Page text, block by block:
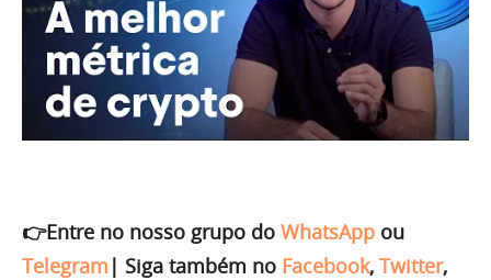
👉Entre no nosso grupo do WhatsApp ou
Telegram | Siga também no Facebook, Twitter,